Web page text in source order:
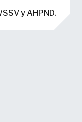
y AHPND.